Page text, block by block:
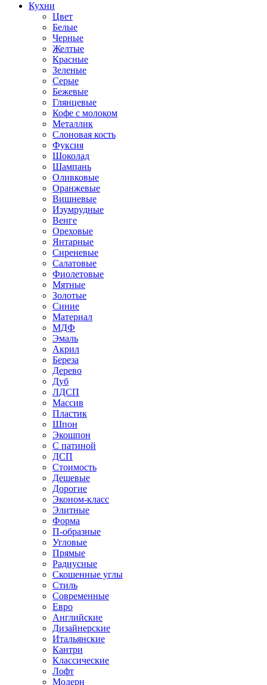
Кухни
Цвет
Белые
Черные
Желтые
Красные
Зеленые
Серые
Бежевые
Глянцевые
Кофе с молоком
Металлик
Слоновая кость
Фуксия
Шоколад
Шампань
Оливковые
Оранжевые
Вишневые
Изумрудные
Венге
Ореховые
Янтарные
Сиреневые
Салатовые
Фиолетовые
Мятные
Золотые
Синие
Материал
МДФ
Эмаль
Акрил
Береза
Дерево
Дуб
ЛДСП
Массив
Пластик
Шпон
Экошпон
С патиной
ДСП
Стоимость
Дешевые
Дорогие
Эконом-класс
Элитные
Форма
П-образные
Угловые
Прямые
Радиусные
Скошенные углы
Стиль
Современные
Евро
Английские
Дизайнерские
Итальянские
Кантри
Классические
Лофт
Модерн